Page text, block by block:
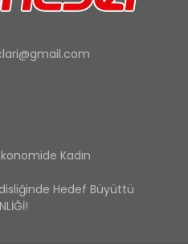
Kadın
Hedef Büyüttü